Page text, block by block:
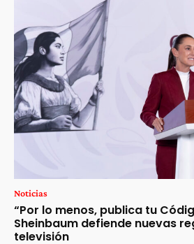
Noticias
“Por lo menos, publica tu
Sheinbaum defiende nuevas
televisión